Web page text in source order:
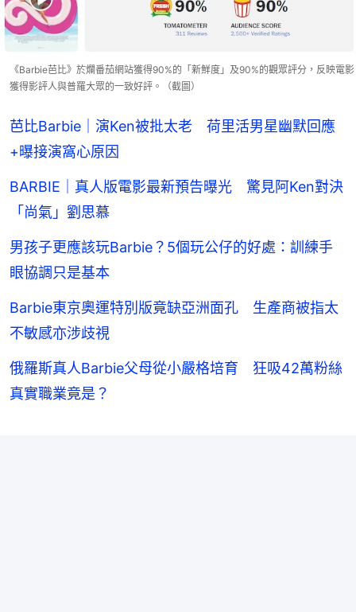
《Barbie芭比》於爛番茄網站獲得90%的「新鮮度」及90%的觀眾評分，反映電影
獲得影評人與普羅大眾的一致好評。（截圖）
芭比Barbie｜演Ken被批太老 荷里活男星幽默回應
+曝接演窩心原因
BARBIE｜真人版電影最新預告曝光 驚見阿Ken對決
「尚氣」劉思慕
男孩子更應該玩Barbie？5個玩公仔的好處：訓練手
眼協調只是基本
Barbie東京奧運特別版竟缺亞洲面孔 生產商被指太
不敏感亦涉歧視
俄羅斯真人Barbie父母從小嚴格培育 狂吸42萬粉絲
真實職業竟是？